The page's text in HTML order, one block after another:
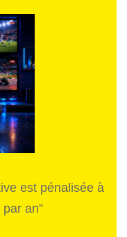
est pénalisée à
an”